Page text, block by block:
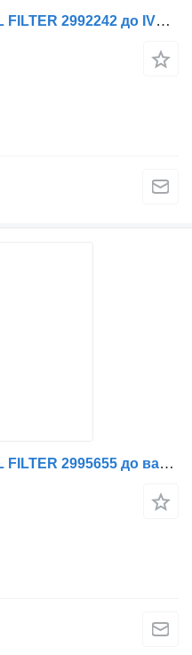
Фільтр масляний IVECO OIL FILTER 2992242 до IVECO
Фільтр масляний IVECO OIL FILTER 2995655 до вантажівки IVECO